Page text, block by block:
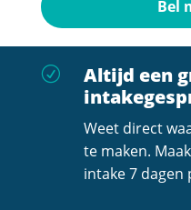
Bel
R
Altijd een
Weet direct
te maken.
intake 7 dagen